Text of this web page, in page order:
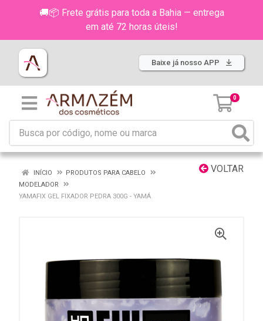
🚚📦 Frete grátis para toda a Bahia — entrega
em até 72 horas úteis!
Baixe já nosso APP
0
VOLTAR
INÍCIO
PRODUTOS PARA CABELO
MODELADOR
YAMAFIX GEL FIXADOR PEDRA 300G - YAMÁ